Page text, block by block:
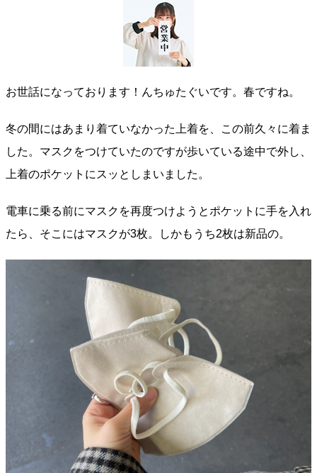
お世話になっております！んちゅたぐいです。春ですね。
冬の間にはあまり着ていなかった上着を、この前久々に着ま
した。マスクをつけていたのですが歩いている途中で外し、
上着のポケットにスッとしまいました。
電車に乗る前にマスクを再度つけようとポケットに手を入れ
たら、そこにはマスクが3枚。しかもうち2枚は新品の。